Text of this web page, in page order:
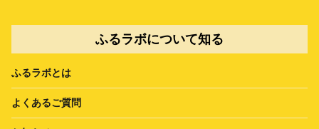
ふるラボについて知る
ふるラボとは
よくあるご質問